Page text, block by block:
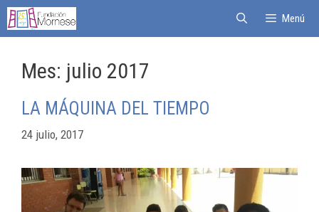
Menú
Mes: julio 2017
LA MÁQUINA DEL TIEMPO
24 julio, 2017